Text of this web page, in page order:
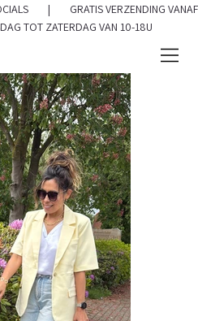
| GRATIS VERZENDING VANAF
TOT ZATERDAG VAN 10-18U